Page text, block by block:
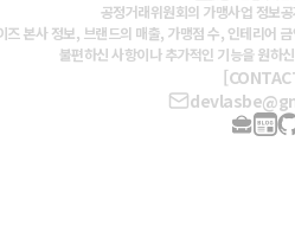
공정거래위원회의 가맹사업 정보
즈 본사 정보, 브랜드의 매출, 가맹점 수, 인테리어
불편하신 사항이나 추가적인 기능을 원하